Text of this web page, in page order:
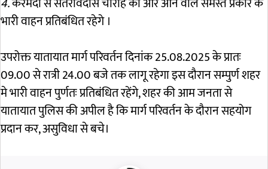
भारी वाहन प्रतिबंधित रहेगे ।
उपरोक्त यातायात मार्ग परिवर्तन दिनांक 25.08.2025 के प्रातः
09.00 से रात्री 24.00 बजे तक लागू रहेगा इस दौरान सम्पुर्ण शहर
मे भारी वाहन पुर्णतः प्रतिबंधित रहेंगे, शहर की आम जनता से
यातायात पुलिस की अपील है कि मार्ग परिवर्तन के दौरान सहयोग
प्रदान कर, असुविधा से बचे।